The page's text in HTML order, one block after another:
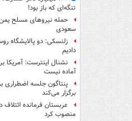
تنگه‌ای که باز بود!
حمله نیروهای مسلح
سعودی
زلنسکی: دو پالایشگاه
دادیم
نشنال اینترست: آمریکا
آماده نیست
پنتاگون جلسه اضطراری
برگزار می‌کند
عربستان فرمانده ائتلاف
منصوب کرد